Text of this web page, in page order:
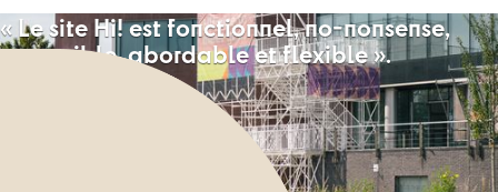
« Lesite Hi!estfonctionnel,no-nonsense,
accessible,abordableetflexible».